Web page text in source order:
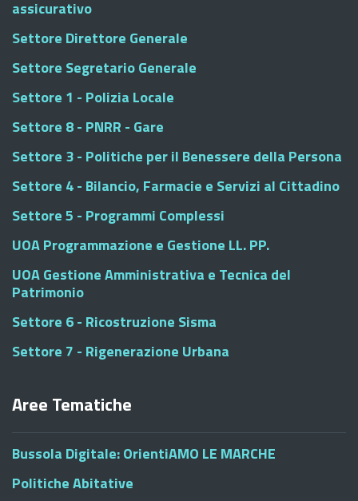
assicurativo
Settore Direttore Generale
Settore Segretario Generale
Settore 1 - Polizia Locale
Settore 8 - PNRR - Gare
Settore 3 - Politiche per il Benessere della Persona
Settore 4 - Bilancio, Farmacie e Servizi al Cittadino
Settore 5 - Programmi Complessi
UOA Programmazione e Gestione LL. PP.
UOA Gestione Amministrativa e Tecnica del
Patrimonio
Settore 6 - Ricostruzione Sisma
Settore 7 - Rigenerazione Urbana
Aree Tematiche
Bussola Digitale: OrientiAMO LE MARCHE
Politiche Abitative